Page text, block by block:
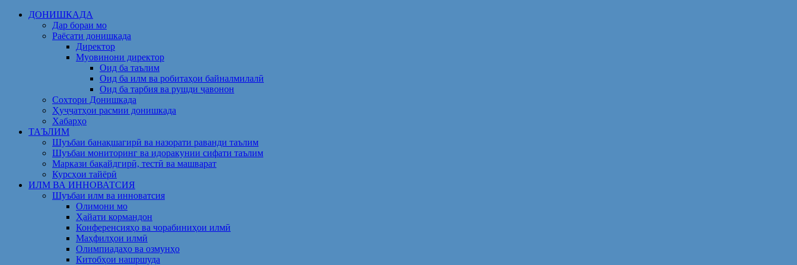
Skip
ДОНИШКАДА
Дар бораи мо
Раёсати донишкада
Директор
Муовинони директор
Оид ба таълим
Оид ба илм ва робитаҳои байналмилалӣ
Оид ба тарбия ва рушди ҷавонон
Сохтори Донишкада
Ҳуҷҷатҳои расмии донишкада
Хабарҳо
ТАЪЛИМ
Шуъбаи банақшагирӣ ва назорати раванди таълим
Шуъбаи мониторинг ва идоракунии сифати таълим
Маркази бақайдгирӣ, тестӣ ва машварат
Курсҳои тайёрӣ
ИЛМ ВА ИННОВАТСИЯ
Шуъбаи илм ва инноватсия
Олимони мо
Ҳайати кормандон
Конференсияҳо ва чорабиниҳои илмӣ
Маҳфилҳои илмӣ
Олимпиадаҳо ва озмунҳо
Китобҳои нашршуда